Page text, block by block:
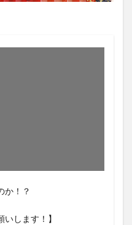
か！？
いします！】